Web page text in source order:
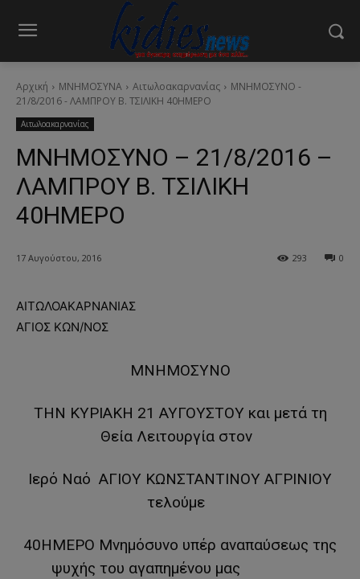
Αρχική ΜΝΗΜΟΣΥΝΑ Αιτωλοακαρνανίας
ΜΝΗΜΟΣΥΝΟ -
21/8/2016 - ΛΑΜΠΡΟΥ Β. ΤΣΙΛΙΚΗ 40ΗΜΕΡΟ
Αιτωλοακαρνανίας
ΜΝΗΜΟΣΥΝΟ – 21/8/2016 –
ΛΑΜΠΡΟΥ Β. ΤΣΙΛΙΚΗ
40ΗΜΕΡΟ
17 Αυγούστου, 2016 0
293
ΑΙΤΩΛΟΑΚΑΡΝΑΝΙΑΣ
ΑΓΙΟΣ ΚΩΝ/ΝΟΣ
ΜΝΗΜΟΣΥΝΟ
ΤΗΝ ΚΥΡΙΑΚΗ 21 ΑΥΓΟΥΣΤΟΥ και μετά τη
Θεία Λειτουργία στον
Ιερό Ναό ΑΓΙΟΥ ΚΩΝΣΤΑΝΤΙΝΟΥ ΑΓΡΙΝΙΟΥ
τελούμε
40ΗΜΕΡΟ Μνημόσυνο υπέρ αναπαύσεως της
ψυχής του αγαπημένου μας